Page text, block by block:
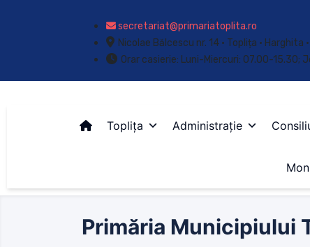
secretariat@primariatoplita.ro
Nicolae Bălcescu nr. 14 • Toplița • Harghita
Orar casierie: Luni-Miercuri: 07.00-15.30;
Toplița Administrație
Primăria Municipiului